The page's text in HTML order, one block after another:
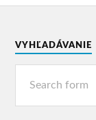
VYHĽADÁVANIE